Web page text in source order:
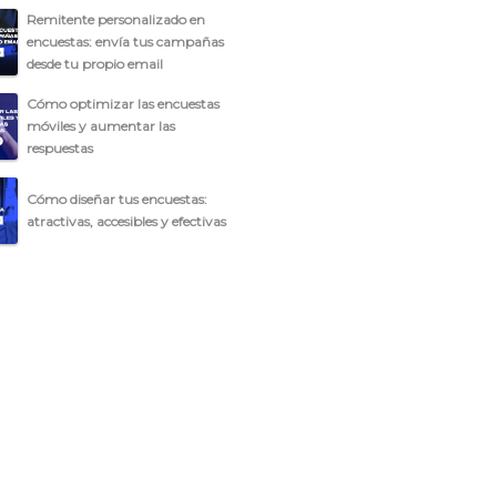
Remitente personalizado en
encuestas: envía tus campañas
desde tu propio email
Cómo optimizar las encuestas
móviles y aumentar las
respuestas
Cómo diseñar tus encuestas:
atractivas, accesibles y efectivas